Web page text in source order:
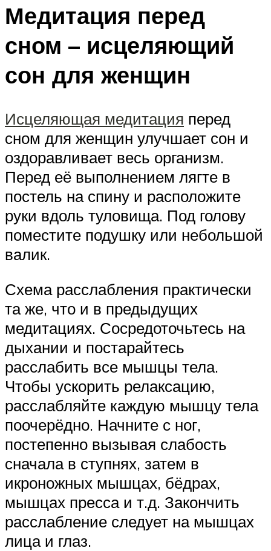
Медитация перед
сном – исцеляющий
сон для женщин
Исцеляющая медитация перед
сном для женщин улучшает сон и
оздоравливает весь организм.
Перед её выполнением лягте в
постель на спину и расположите
руки вдоль туловища. Под голову
поместите подушку или небольшой
валик.
Схема расслабления практически
та же, что и в предыдущих
медитациях. Сосредоточьтесь на
дыхании и постарайтесь
расслабить все мышцы тела.
Чтобы ускорить релаксацию,
расслабляйте каждую мышцу тела
поочерёдно. Начните с ног,
постепенно вызывая слабость
сначала в ступнях, затем в
икроножных мышцах, бёдрах,
мышцах пресса и т.д. Закончить
расслабление следует на мышцах
лица и глаз.